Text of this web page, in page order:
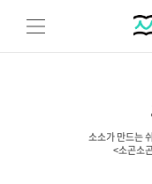
소소가 만드는
<소곤소